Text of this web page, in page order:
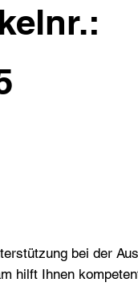
bei der
hilft Ihnen